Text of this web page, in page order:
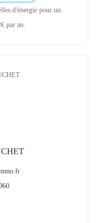
d'énergie pour un
par an.